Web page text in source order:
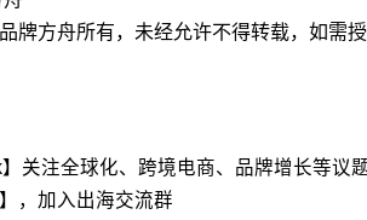
牌方舟所有，未经允许不得转载，如需
】关注全球化、跨境电商、品牌增长等议
，加入出海交流群